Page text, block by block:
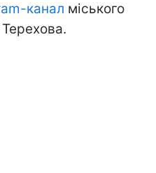
канал міського